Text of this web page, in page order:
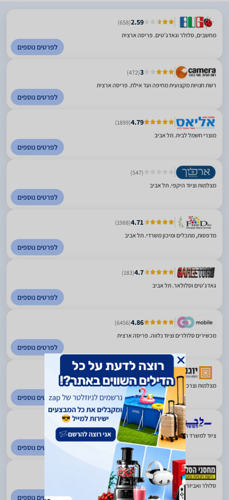
2.59
(658)
מחשבים, סלולר וגאדג'טים. פריסה ארצית
לפרטים נוספים
3
(472)
רשת חנויות מקצועית מחיפה ועד אילת. פריסה ארצית
לפרטים נוספים
4.79
(1899)
מוצרי חשמל לבית. תל אביב
לפרטים נוספים
(547)
מצלמות וציוד היקפי. תל אביב
לפרטים נוספים
4.71
(1988)
מדפסות, מתכלים ומיכון משרדי. תל אביב
לפרטים נוספים
4.7
(183)
גאדג'טים וסלולאר. תל אביב
לפרטים נוספים
4.86
(6456)
מכשירים סלולרים וציוד נלווה. פריסה ארצית
לפרטים נוספים
מצלמות וצרכי צילום. תל אביב
לפרטים נוספים
4.75
(223)
ציוד למשרד חותמות מוצרי פרסום ועוד. תל אביב
לפרטים נוספים
4.86
(320)
סלולר ואביזרים ומעבדת תיקונים. תל אביב
לפרטים נוספים